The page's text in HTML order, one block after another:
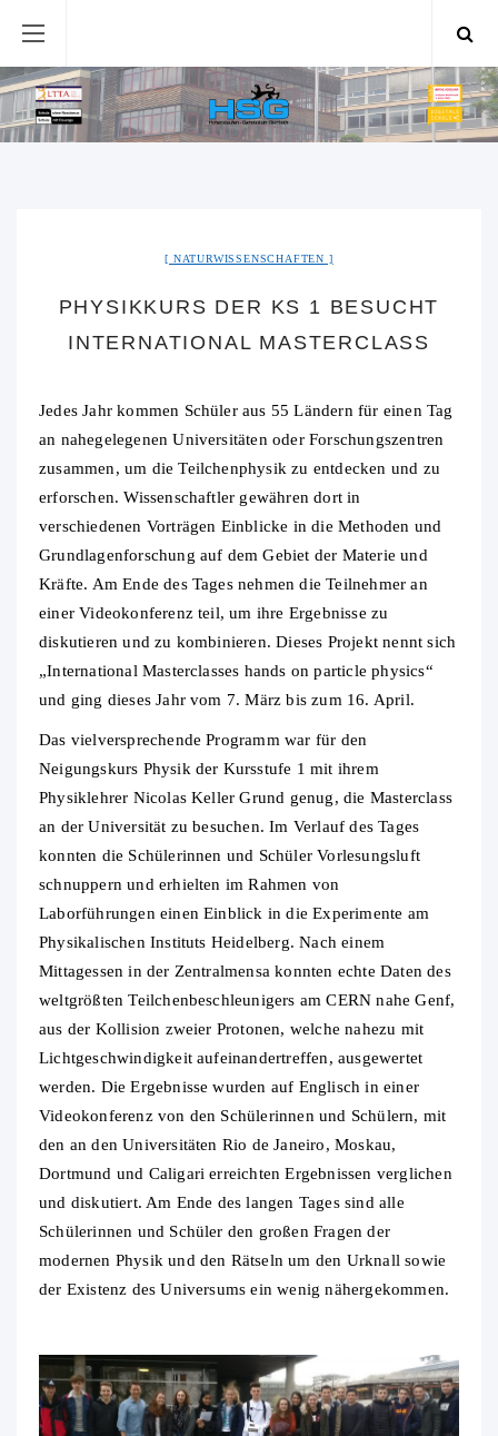
NATURWISSENSCHAFTEN
PHYSIKKURS DER KS 1 BESUCHT
INTERNATIONAL MASTERCLASS
Jedes Jahr kommen Schüler aus 55 Ländern für einen Tag
an nahegelegenen Universitäten oder Forschungszentren
zusammen, um die Teilchenphysik zu entdecken und zu
erforschen. Wissenschaftler gewähren dort in
verschiedenen Vorträgen Einblicke in die Methoden und
Grundlagenforschung auf dem Gebiet der Materie und
Kräfte. Am Ende des Tages nehmen die Teilnehmer an
einer Videokonferenz teil, um ihre Ergebnisse zu
diskutieren und zu kombinieren. Dieses Projekt nennt sich
„International Masterclasses hands on particle physics“
und ging dieses Jahr vom 7. März bis zum 16. April.
Das vielversprechende Programm war für den
Neigungskurs Physik der Kursstufe 1 mit ihrem
Physiklehrer Nicolas Keller Grund genug, die Masterclass
an der Universität zu besuchen. Im Verlauf des Tages
konnten die Schülerinnen und Schüler Vorlesungsluft
schnuppern und erhielten im Rahmen von
Laborführungen einen Einblick in die Experimente am
Physikalischen Instituts Heidelberg. Nach einem
Mittagessen in der Zentralmensa konnten echte Daten des
weltgrößten Teilchenbeschleunigers am CERN nahe Genf,
aus der Kollision zweier Protonen, welche nahezu mit
Lichtgeschwindigkeit aufeinandertreffen, ausgewertet
werden. Die Ergebnisse wurden auf Englisch in einer
Videokonferenz von den Schülerinnen und Schülern, mit
den an den Universitäten Rio de Janeiro, Moskau,
Dortmund und Caligari erreichten Ergebnissen verglichen
und diskutiert. Am Ende des langen Tages sind alle
Schülerinnen und Schüler den großen Fragen der
modernen Physik und den Rätseln um den Urknall sowie
der Existenz des Universums ein wenig nähergekommen.